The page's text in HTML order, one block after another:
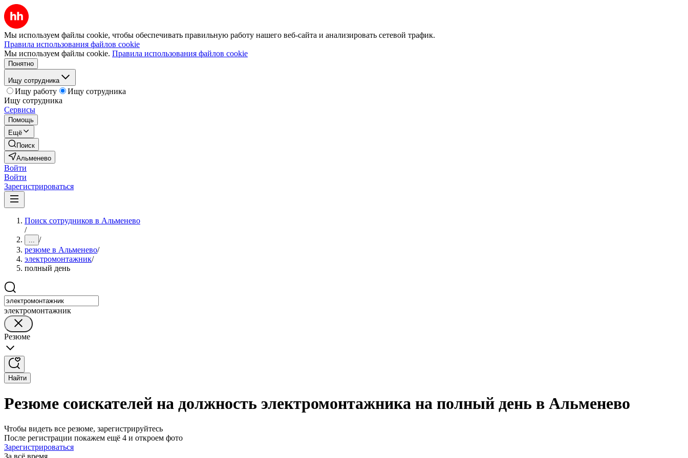
Мы используем файлы cookie, чтобы обеспечивать правильную работу нашего веб-сайта и анализировать сетевой трафик.
Правила использования файлов cookie
Мы используем файлы cookie. Правила использования файлов cookie
Понятно
Ищу сотрудника
Ищу работу
Ищу сотрудника
Ищу сотрудника
Сервисы
Помощь
Ещё
Поиск
Альменево
Войти
Войти
Зарегистрироваться
Поиск сотрудников в Альменево
/
... /
резюме в Альменево/
электромонтажник/
полный день
электромонтажник
Резюме
Найти
Резюме соискателей на должность электромонтажника на полный день в Альменево
Чтобы видеть все резюме, зарегистрируйтесь
После регистрации покажем ещё 4 и откроем фото
Зарегистрироваться
За всё время